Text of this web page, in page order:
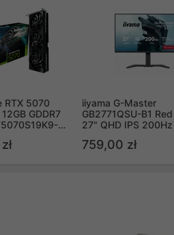
RTX 5070
GDDR7
iiyama G-Master
GB2771QSU-B1
27" QHD IPS 200Hz
759,00 zł